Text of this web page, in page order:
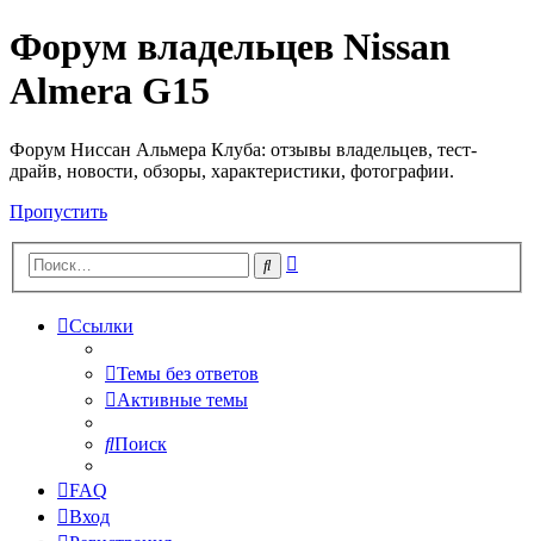
Форум владельцев Nissan
Almera G15
Форум Ниссан Альмера Клуба: отзывы владельцев, тест-
драйв, новости, обзоры, характеристики, фотографии.
Пропустить
Поиск
Ссылки
Темы без ответов
Активные темы
Поиск
FAQ
Вход